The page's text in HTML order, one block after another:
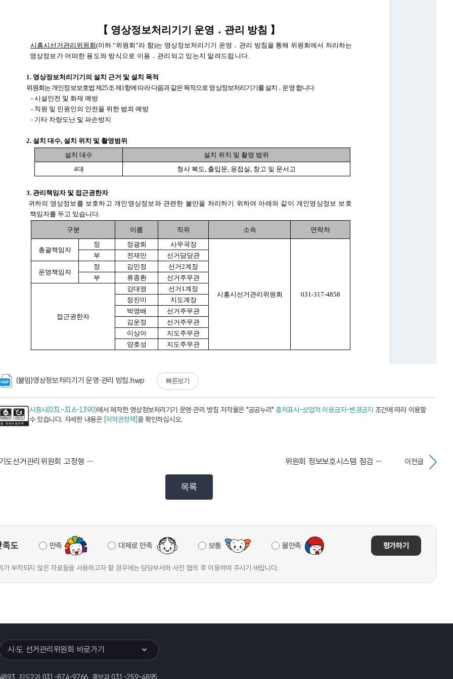
(붙임)영상정보처리기기 운영·관리 방침.hwp 빠른보기
시흥시(031-316-1390)에서 제작한 영상정보처리기기 운영·관리 방침 저작물은 "공공누리" 출처표시-상업적 이용금지-변경금지 조건에 따라 이용할
수 있습니다. 자세한 내용은 [저작권정책]을 확인하십시오.
경기도선거관리위원회 고정형 영상정보처리기기 운영·관리 ... 이전글
위원회 정보보호시스템 점검 작업 안내(24. 6. 11...
목록
족도 만족 대체로 만족 보통 불만족 평가하기
가 부착되지 않은 자료들을 사용하고자 할 경우에는 담당부서와 사전 협의 후 이용하여 주시기 바랍니다.
시·도 선거관리위원회 바로가기
지도2과 031-874-9766, 홍보과 031-259-4895